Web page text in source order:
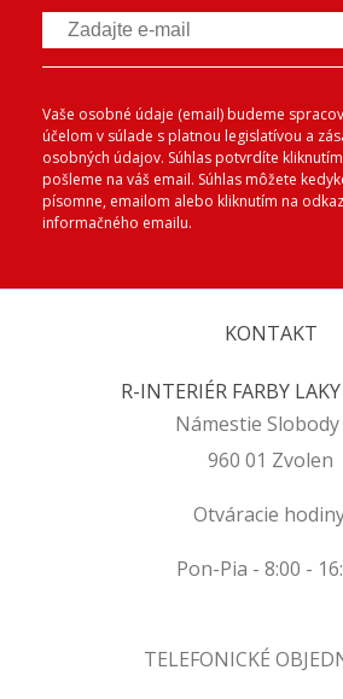
Vaše osobné údaje (email) budeme
účelom v súlade s platnou legislatívou a
osobných údajov. Súhlas potvrdíte
pošleme na váš email. Súhlas môžete
písomne, emailom alebo kliknutím na
informačného emailu.
KONTAKT
R-INTERIÉR FARBY
Námestie Slobody
960 01 Zvolen
Otváracie
Pon-Pia - 8:00 -
TELEFONICKÉ